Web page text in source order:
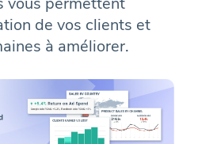
de vos clients et
à améliorer.